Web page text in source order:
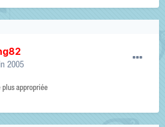
2005
plus appropriée